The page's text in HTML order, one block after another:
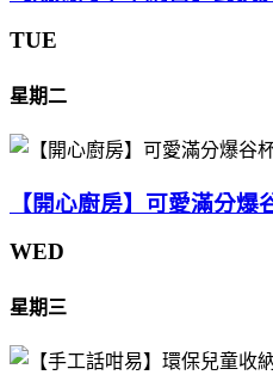
TUE
星期二
【開心廚房】可愛滿分爆
WED
星期三